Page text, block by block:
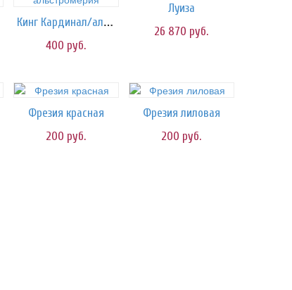
Кинг Кардинал/альстромерия
400 руб.
Луиза
26 870 руб.
Фрезия красная
200 руб.
Фрезия лиловая
200 руб.